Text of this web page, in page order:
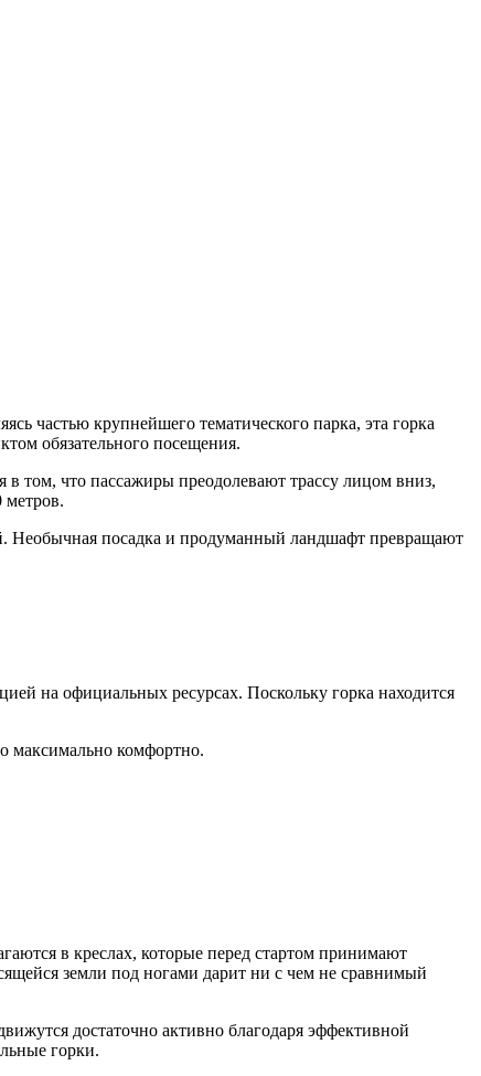
частью крупнейшего тематического парка, эта горка
обязательного посещения.
в том, что пассажиры преодолевают трассу лицом вниз,
метров.
Необычная посадка и продуманный ландшафт превращают
на официальных ресурсах. Поскольку горка находится
максимально комфортно.
в креслах, которые перед стартом принимают
земли под ногами дарит ни с чем не сравнимый
достаточно активно благодаря эффективной
горки.